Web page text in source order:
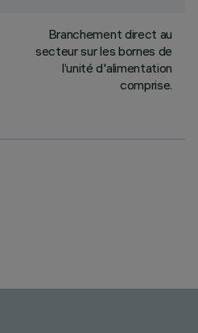
Branchement direct au
secteur sur les bornes de
l’unité d'alimentation
comprise.